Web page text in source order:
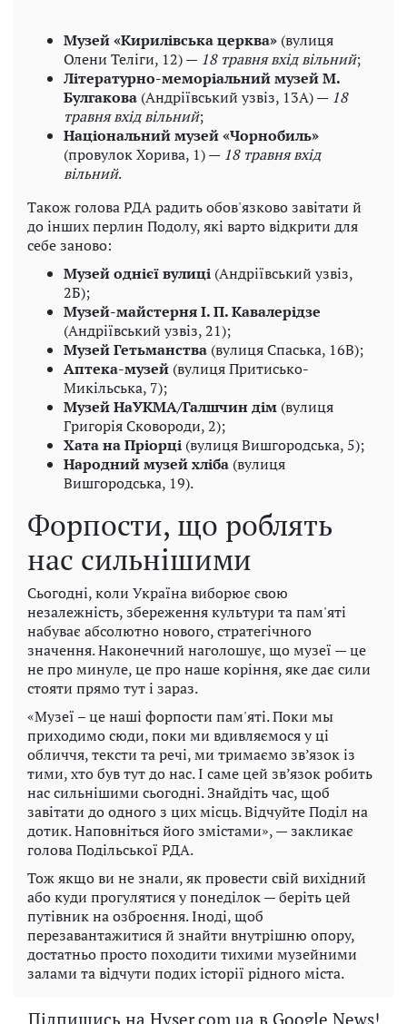
Музей «Кирилівська церква» (вулиця
Олени Теліги, 12) — 18 травня вхід вільний;
Літературно-меморіальний музей М.
Булгакова (Андріївський узвіз, 13А) — 18
травня вхід вільний;
Національний музей «Чорнобиль»
(провулок Хорива, 1) — 18 травня вхід
вільний.
Також голова РДА радить обов'язково завітати й
до інших перлин Подолу, які варто відкрити для
себе заново:
Музей однієї вулиці (Андріївський узвіз,
2Б);
Музей-майстерня І. П. Кавалерідзе
(Андріївський узвіз, 21);
Музей Гетьманства (вулиця Спаська, 16B);
Аптека-музей (вулиця Притисько-
Микільська, 7);
Музей НаУКМА/Галшчин дім (вулиця
Григорія Сковороди, 2);
Хата на Пріорці (вулиця Вишгородська, 5);
Народний музей хліба (вулиця
Вишгородська, 19).
Форпости, що роблять
нас сильнішими
Сьогодні, коли Україна виборює свою
незалежність, збереження культури та пам'яті
набуває абсолютно нового, стратегічного
значення. Наконечний наголошує, що музеї — це
не про минуле, це про наше коріння, яке дає сили
стояти прямо тут і зараз.
«Музеї – це наші форпости пам'яті. Поки мы
приходимо сюди, поки ми вдивляємося у ці
обличчя, тексти та речі, ми тримаємо зв’язок із
тими, хто був тут до нас. І саме цей зв’язок робить
нас сильнішими сьогодні. Знайдіть час, щоб
завітати до одного з цих місць. Відчуйте Поділ на
дотик. Наповніться його змістами», — закликає
голова Подільської РДА.
Тож якщо ви не знали, як провести свій вихідний
або куди прогулятися у понеділок — беріть цей
путівник на озброєння. Іноді, щоб
перезавантажитися й знайти внутрішню опору,
достатньо просто походити тихими музейними
залами та відчути подих історії рідного міста.
Підпишись на Hyser.com.ua в Google News!